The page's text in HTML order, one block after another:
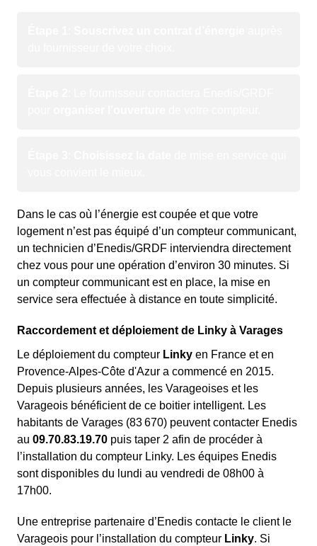
Dans le cas où l’énergie est coupée et que votre
logement n’est pas équipé d’un compteur communicant,
un technicien d’Enedis/GRDF interviendra directement
chez vous pour une opération d’environ 30 minutes. Si
un compteur communicant est en place, la mise en
service sera effectuée à distance en toute simplicité.
Raccordement et déploiement de Linky à Varages
Le déploiement du compteur Linky en France et en
Provence-Alpes-Côte d'Azur a commencé en 2015.
Depuis plusieurs années, les Varageoises et les
Varageois bénéficient de ce boitier intelligent. Les
habitants de Varages (83 670) peuvent contacter Enedis
au 09.70.83.19.70 puis taper 2 afin de procéder à
l’installation du compteur Linky. Les équipes Enedis
sont disponibles du lundi au vendredi de 08h00 à
17h00.
Une entreprise partenaire d’Enedis contacte le client le
Varageois pour l’installation du compteur Linky. Si